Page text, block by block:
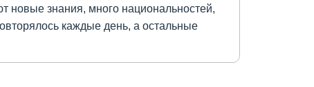
новые знания, много национальностей,
каждые день, а остальные